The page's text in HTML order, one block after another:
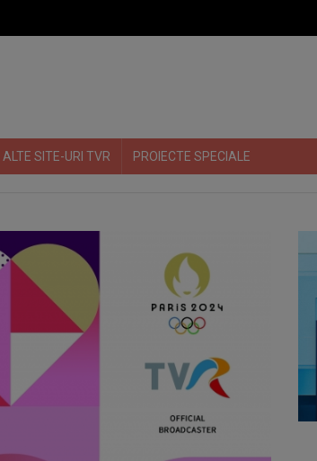
ALTE SITE-URI TVR PROIECTE SPECIALE